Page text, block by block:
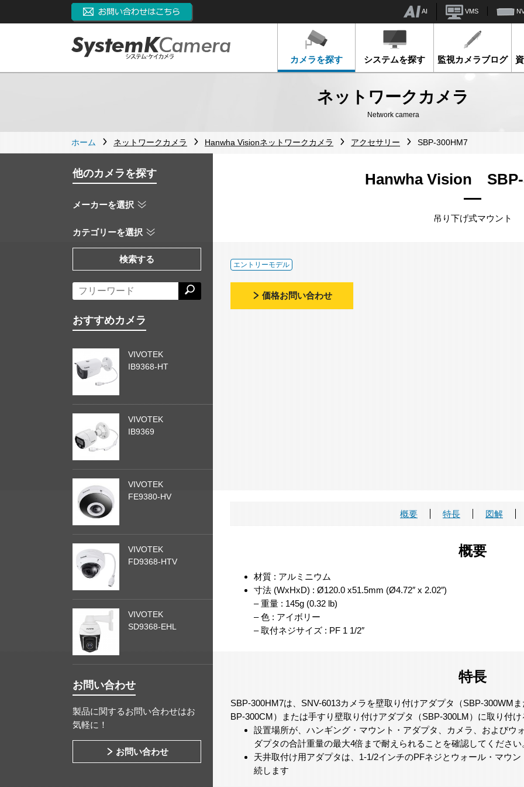
AI VMS
カメラを探す システムを探す 監視カメラブログ
ネットワークカメラ
Network camera
ホーム ネットワークカメラ Hanwha Visionネットワークカメラ アクセサリー SBP-300HM7
Hanwha Vision SBP-
吊り下げ式マウント
エントリーモデル
価格お問い合わせ
概要 特長 図解
概要
材質 : アルミニウム
寸法 (WxHxD) : Ø120.0 x51.5mm (Ø4.72″ x 2.02″)
– 重量 : 145g (0.32 lb)
– 色 : アイボリー
– 取付ネジサイズ : PF 1 1/2″
特長
SBP-300HM7は、SNV-6013カメラを壁取り付けアダプタ（SBP-300WM
BP-300CM）または手すり壁取り付けアダプタ（SBP-300LM）に取り付
設置場所が、ハンギング・マウント・アダプタ、カメラ、およびウ
ダプタの合計重量の最大4倍まで耐えられることを確認してください
天井取付け用アダプタは、1-1/2インチのPFネジとウォール・マウ
続します
他のカメラを探す
メーカーを選択
カテゴリーを選択
検索する
おすすめカメラ
VIVOTEK
IB9368-HT
VIVOTEK
IB9369
VIVOTEK
FE9380-HV
VIVOTEK
FD9368-HTV
VIVOTEK
SD9368-EHL
お問い合わせ
製品に関するお問い合わせはお
気軽に！
お問い合わせ